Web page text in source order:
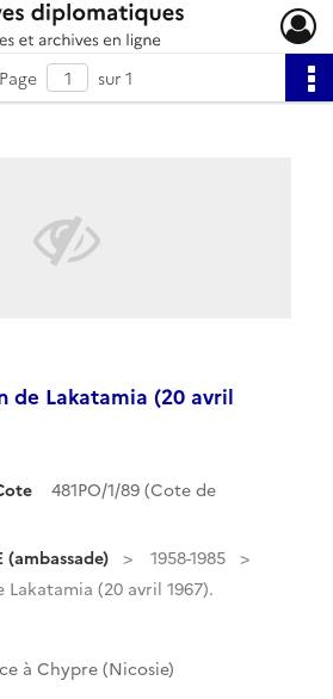
Page
sur 1
de Lakatamia (20 avril
481PO/1/89 (Cote de
1958-1985
(20 avril 1967).
à Chypre (Nicosie)